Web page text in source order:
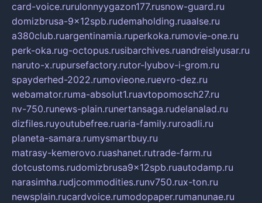
card-voice.rurulonnyygazon177.rusnow-guard.ru
domizbrusa-9x12spb.rudemaholding.ruaalse.ru
a380club.ruargentinamia.ruperkoka.rumovie-one.ru
perk-oka.rug-octopus.rusibarchives.ruandreislyusar.ru
naruto-x.rupursefactory.rutor-lyubov-i-grom.ru
spayderhed-2022.rumovieone.ruevro-dez.ru
webamator.ruma-absolut1.ruavtopomosch27.ru
nv-750.runews-plain.runertansaga.rudelanalad.ru
dizfiles.ruyoutubefree.ruaria-family.ruroadli.ru
planeta-samara.rumysmartbuy.ru
matrasy-kemerovo.ruashanet.rutrade-farm.ru
dotcustoms.rudomizbrusa9x12spb.ruautodamp.ru
narasimha.rudjcommodities.runv750.rux-ton.ru
newsplain.rucardvoice.rumodopaper.rumanunae.ru